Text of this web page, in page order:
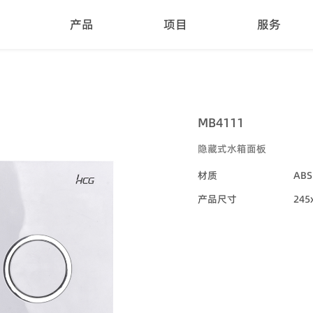
产品 项目 服务
MB4111
隐藏式水箱面板
材质
ABS
产品尺寸